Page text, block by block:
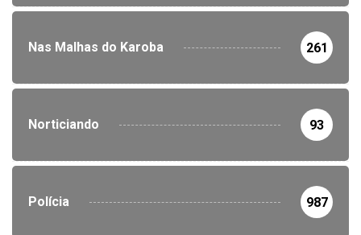
Nas Malhas do Karoba 261
Norticiando 93
Polícia 987